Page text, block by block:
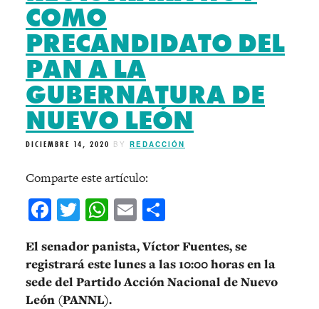
COMO
PRECANDIDATO DEL
PAN A LA
GUBERNATURA DE
NUEVO LEÓN
DICIEMBRE 14, 2020 BY REDACCIÓN
Comparte este artículo:
Facebook
Twitter
WhatsApp
Email
El senador panista, Víctor Fuentes, se
registrará este lunes a las 10:00 horas en la
sede del Partido Acción Nacional de Nuevo
León (PANNL).